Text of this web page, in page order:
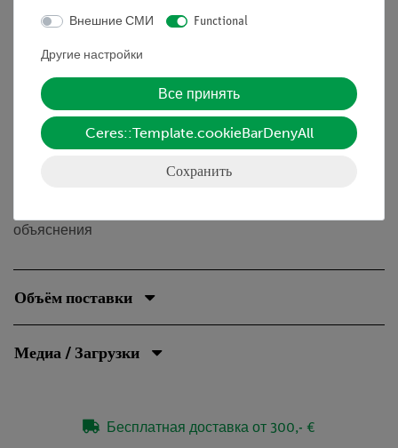
управление
• Магнито-адгезивная измерительная шкала
облегчает измерения
• Наглядное измерение сил с помощью больших
круглых динамометров с фиксирующим магнитом и
шарикоподшипниковым шкивом с двумя канавками для
двух диапазонов измерения.
объяснения
Объём поставки
Медиа / Загрузки
Бесплатная доставка от 300,- €
Внешние СМИ Functional
Другие настройки
Все принять
Ceres::Template.cookieBarDenyAll
Сохранить